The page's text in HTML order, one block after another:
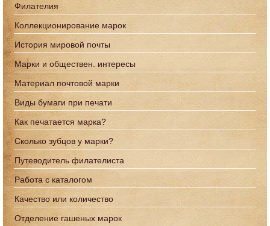
Филателия
Коллекционирование марок
История мировой почты
Марки и обществен. интересы
Материал почтовой марки
Виды бумаги при печати
Как печатается марка?
Сколько зубцов у марки?
Путеводитель филателиста
Работа с каталогом
Качество или количество
Отделение гашеных марок